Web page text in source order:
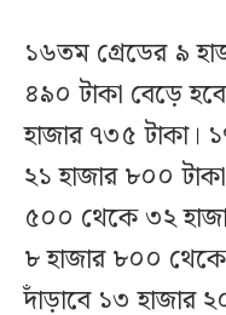
১৬তম গ্রেডের ৯
৪৯০ টাকা বেড়ে
হাজার ৭৩৫ টাকা।
২১ হাজার ৮০০
৫০০ থেকে ৩২
৮ হাজার ৮০০
দাঁড়াবে ১৩ হাজার